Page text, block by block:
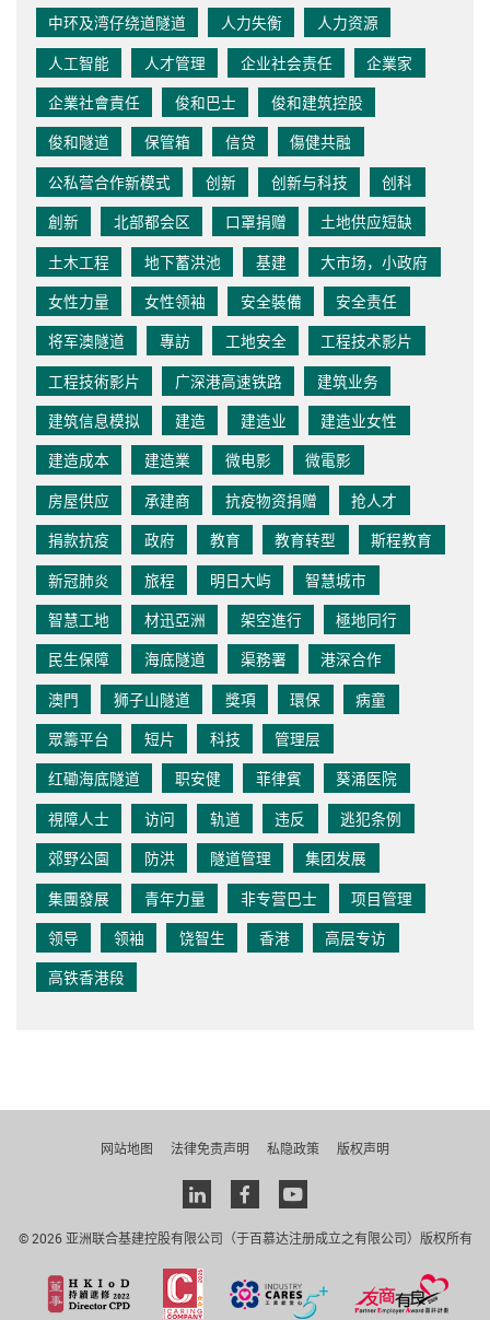
中环及湾仔绕道隧道
人力失衡
人力资源
人工智能
人才管理 企业社会责任
企業家
企業社會責任
俊和巴士
俊和建筑控股
俊和隧道
保管箱 信贷
傷健共融
公私营合作新模式
创新 创新与科技
创科
創新
北部都会区 口罩捐赠
土地供应短缺
土木工程
地下蓄洪池 基建
大市场，小政府
女性力量
女性领袖 安全裝備
安全责任
将军澳隧道
專訪 工地安全
工程技术影片
工程技術影片
广深港高速铁路
建筑业务
建筑信息模拟
建造 建造业
建造业女性
建造成本
建造業 微电影
微電影
房屋供应
承建商 抗疫物资捐赠
抢人才
捐款抗疫
政府 教育 教育转型
斯程教育
新冠肺炎
旅程 明日大屿
智慧城市
智慧工地
材迅亞洲 架空進行
極地同行
民生保障
海底隧道 渠務署
港深合作
澳門
狮子山隧道 獎項 環保
病童
眾籌平台
短片 科技
管理层
红磡海底隧道
职安健 菲律賓
葵涌医院
視障人士
访问 轨道 违反
逃犯条例
郊野公園
防洪 隧道管理
集团发展
集團發展
青年力量 非专营巴士
项目管理
领导
领袖 饶智生 香港
高层专访
高铁香港段
网站地图 法律免责声明 私隐政策 版权声明
Linkedinfacebookyoutube
© 2026 亚洲联合基建控股有限公司（于百慕达注册成立之有限公司）版权所有